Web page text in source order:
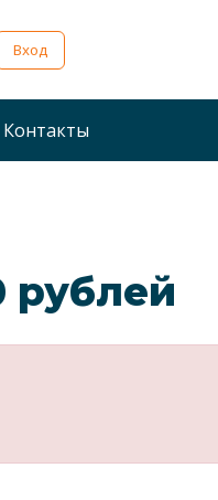
Вход
Контакты
рублей